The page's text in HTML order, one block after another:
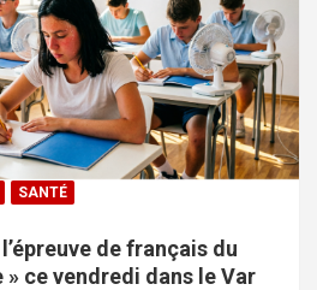
SANTÉ
de français du
» ce vendredi dans le Var